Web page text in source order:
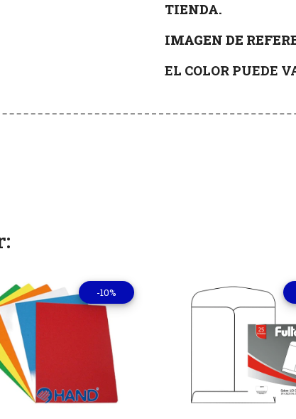
TIENDA.
IMAGEN DE
EL COLOR PUEDE
-10%
Ver detalles Ver